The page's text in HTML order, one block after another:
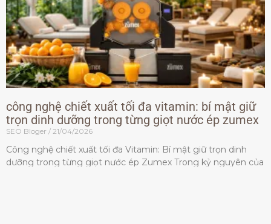
công nghệ chiết xuất tối đa vitamin: bí mật giữ
trọn dinh dưỡng trong từng giọt nước ép zumex
SEO Bloger 21/04/2026
Công nghệ chiết xuất tối đa Vitamin: Bí mật giữ trọn dinh
dưỡng trong từng giọt nước ép Zumex Trong kỷ nguyên của